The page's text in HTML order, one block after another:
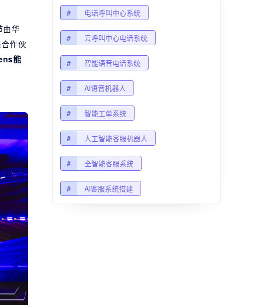
由华
作伙
能
# 电话呼叫中心系统
# 云呼叫中心电话系统
# 智能语音电话系统
# AI语音机器人
# 智能工单系统
# 人工智能客服机器人
# 全智能客服系统
# AI客服系统搭建